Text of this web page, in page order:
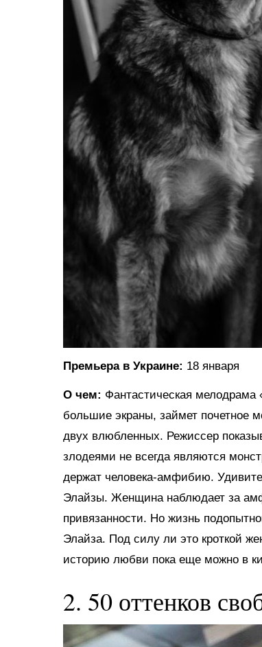
Премьера в Украине: 18 января
О чем: Фантастическая
большие экраны, займет почетное
двух влюбленных. Режиссер
злодеями не всегда являются
держат человека-амфибию.
Элайзы. Женщина наблюдает за
привязанности. Но жизнь
Элайза. Под силу ли это кроткой
историю любви пока еще можно в
2. 50 оттенков